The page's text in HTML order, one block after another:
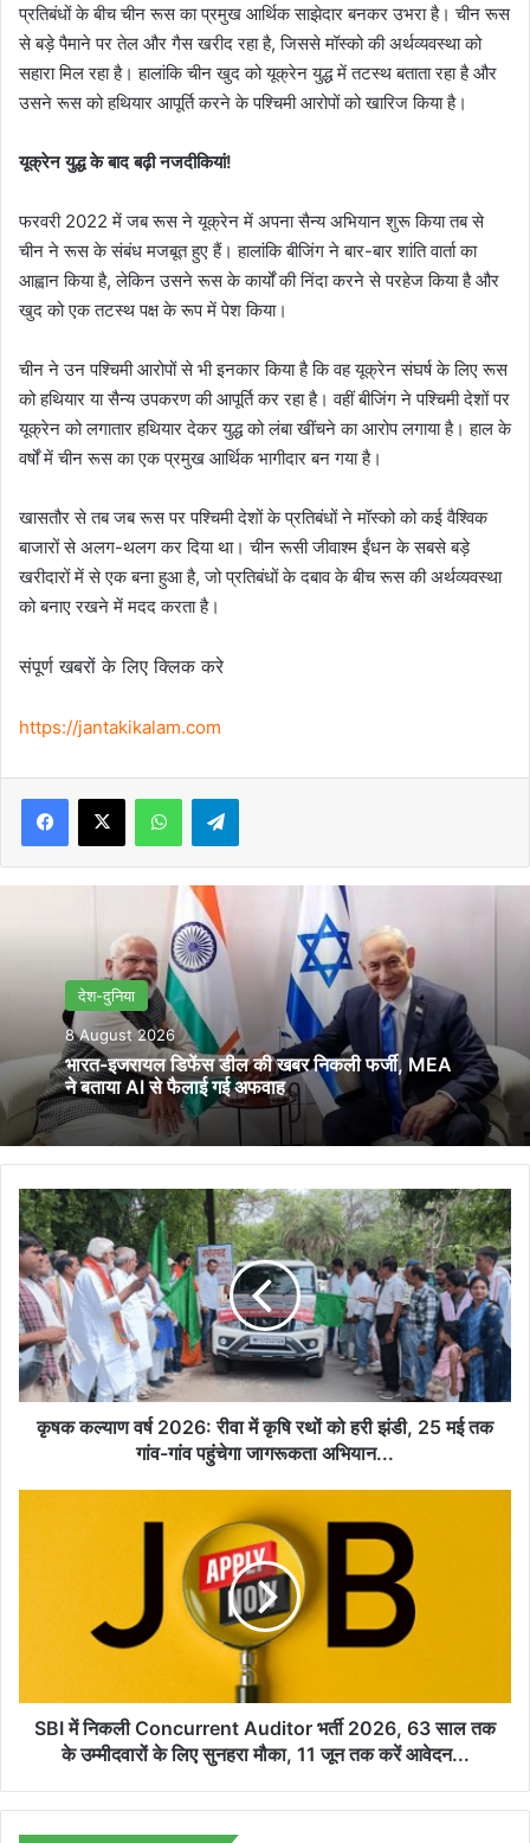
प्रतिबंधों के बीच चीन रूस का प्रमुख आर्थिक साझेदार बनकर उभरा है। चीन रूस
से बड़े पैमाने पर तेल और गैस खरीद रहा है, जिससे मॉस्को की अर्थव्यवस्था को
सहारा मिल रहा है। हालांकि चीन खुद को यूक्रेन युद्ध में तटस्थ बताता रहा है और
उसने रूस को हथियार आपूर्ति करने के पश्चिमी आरोपों को खारिज किया है।
यूक्रेन युद्ध के बाद बढ़ी नजदीकियां!
फरवरी 2022 में जब रूस ने यूक्रेन में अपना सैन्य अभियान शुरू किया तब से
चीन ने रूस के संबंध मजबूत हुए हैं। हालांकि बीजिंग ने बार-बार शांति वार्ता का
आह्वान किया है, लेकिन उसने रूस के कार्यों की निंदा करने से परहेज किया है और
खुद को एक तटस्थ पक्ष के रूप में पेश किया।
चीन ने उन पश्चिमी आरोपों से भी इनकार किया है कि वह यूक्रेन संघर्ष के लिए रूस
को हथियार या सैन्य उपकरण की आपूर्ति कर रहा है। वहीं बीजिंग ने पश्चिमी देशों पर
यूक्रेन को लगातार हथियार देकर युद्ध को लंबा खींचने का आरोप लगाया है। हाल के
वर्षों में चीन रूस का एक प्रमुख आर्थिक भागीदार बन गया है।
खासतौर से तब जब रूस पर पश्चिमी देशों के प्रतिबंधों ने मॉस्को को कई वैश्विक
बाजारों से अलग-थलग कर दिया था। चीन रूसी जीवाश्म ईंधन के सबसे बड़े
खरीदारों में से एक बना हुआ है, जो प्रतिबंधों के दबाव के बीच रूस की अर्थव्यवस्था
को बनाए रखने में मदद करता है।
संपूर्ण खबरों के लिए क्लिक करे
https://jantakikalam.com
Facebook
X WhatsAppTelegram
देश-दुनिया
8 August 2026
भारत-इजरायल डिफेंस डील की खबर निकली फर्जी, MEA
ने बताया AI से फैलाई गई अफवाह
कृषक
कल्याण
वर्ष
2026:
रीवा
में
कृषि
रथों
को
कृषक कल्याण वर्ष 2026: रीवा में कृषि रथों को हरी झंडी, 25 मई तक
गांव-गांव पहुंचेगा जागरूकता अभियान...
साल
तक
के
SBI में निकली Concurrent Auditor भर्ती 2026, 63 साल तक
के उम्मीदवारों के लिए सुनहरा मौका, 11 जून तक करें आवेदन...